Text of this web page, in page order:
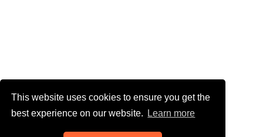
This website uses cookies to ensure you get the
best experience on our website.
Learn more